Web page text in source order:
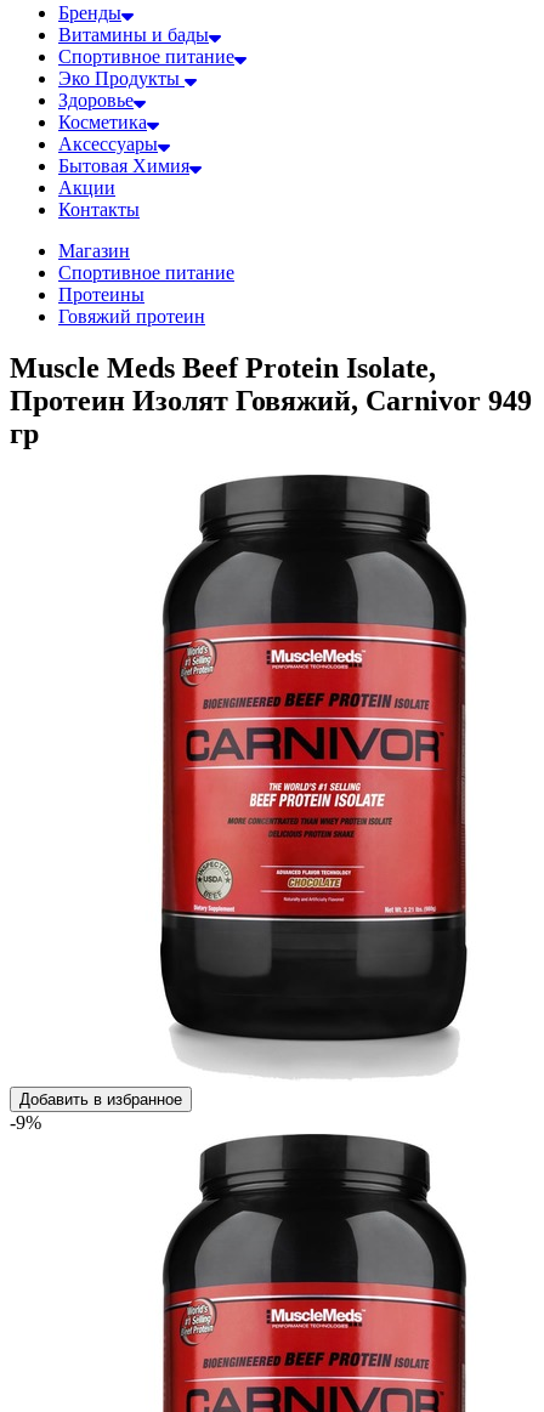
Бренды
Витамины и бады
Спортивное питание
Эко Продукты
Здоровье
Косметика
Аксессуары
Бытовая Химия
Акции
Контакты
Магазин
Спортивное питание
Протеины
Говяжий протеин
Muscle Meds Beef Protein Isolate,
Протеин Изолят Говяжий, Carnivor 949
гр
Добавить в избранное
-9%